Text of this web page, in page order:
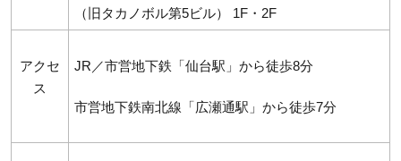
（旧タカノボル第5ビル） 1F・2F
アクセ
ス
JR／市営地下鉄「仙台駅」から徒歩8分
市営地下鉄南北線「広瀬通駅」から徒歩7分